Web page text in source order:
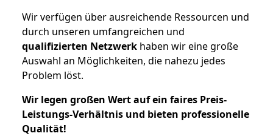
Wir verfügen über ausreichende Ressourcen und
durch unseren umfangreichen und
qualifizierten Netzwerk haben wir eine große
Auswahl an Möglichkeiten, die nahezu jedes
Problem löst.
Wir legen großen Wert auf ein faires Preis-
Leistungs-Verhältnis und bieten professionelle
Qualität!